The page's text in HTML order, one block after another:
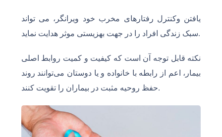
یافتن وکنترل رفتارهای مخرب خود ویرانگر، می تواند
سبک زندگی افراد را در جهت بهزیستی موثر هدایت نماید.
نکته قابل توجه آن است که کیفیت و کمیت روابط اصلی
بیمار، اعم از رابطه با خانواده و یا دوستان می‌توانند روند
حفظ روحیه مثبت در بیماران را تقویت کنند.